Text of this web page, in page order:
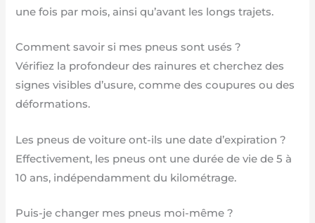
une fois par mois, ainsi qu’avant les longs trajets.
Comment savoir si mes pneus sont usés ?
Vérifiez la profondeur des rainures et cherchez des
signes visibles d’usure, comme des coupures ou des
déformations.
Les pneus de voiture ont-ils une date d’expiration ?
Effectivement, les pneus ont une durée de vie de 5 à
10 ans, indépendamment du kilométrage.
Puis-je changer mes pneus moi-même ?